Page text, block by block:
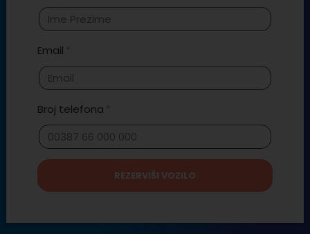
Email
Broj telefona
REZERVIŠI VOZILO